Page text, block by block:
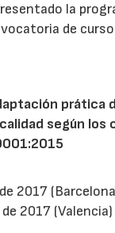
la
de
prática
según los
2017
2017 (Valencia)